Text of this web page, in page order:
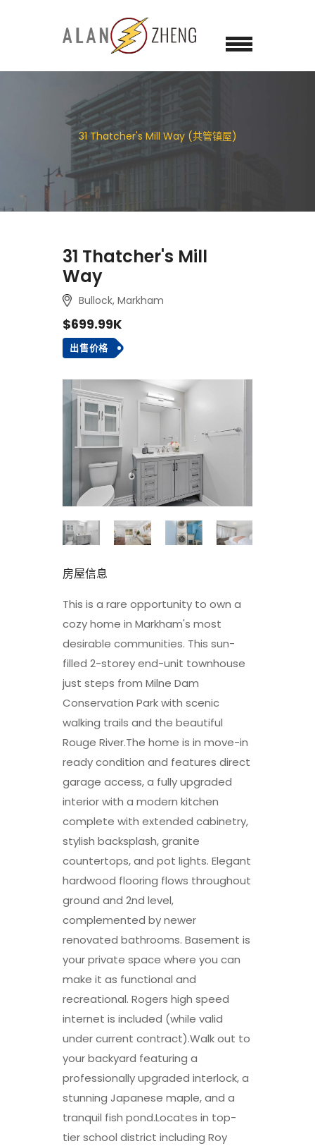
31 Thatcher's Mill Way (共管镇屋)
31 Thatcher's Mill
Way
Bullock, Markham
$699.99K
出售价格
房屋信息
This is a rare opportunity to own a
cozy home in Markham's most
desirable communities. This sun-
filled 2-storey end-unit townhouse
just steps from Milne Dam
Conservation Park with scenic
walking trails and the beautiful
Rouge River.The home is in move-in
ready condition and features direct
garage access, a fully upgraded
interior with a modern kitchen
complete with extended cabinetry,
stylish backsplash, granite
countertops, and pot lights. Elegant
hardwood flooring flows throughout
ground and 2nd level,
complemented by newer
renovated bathrooms. Basement is
your private space where you can
make it as functional and
recreational. Rogers high speed
internet is included (while valid
under current contract).Walk out to
your backyard featuring a
professionally upgraded interlock, a
stunning Japanese maple, and a
tranquil fish pond.Locates in top-
tier school district including Roy